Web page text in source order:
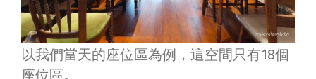
以我們當天的座位區為例，這空間只有18個
座位區。